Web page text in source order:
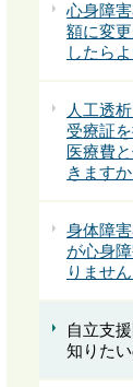
心身障
額に変
したら
人工透
受療証
医療費
きますか
身体障
が心身
りませ
自立支
知りたい